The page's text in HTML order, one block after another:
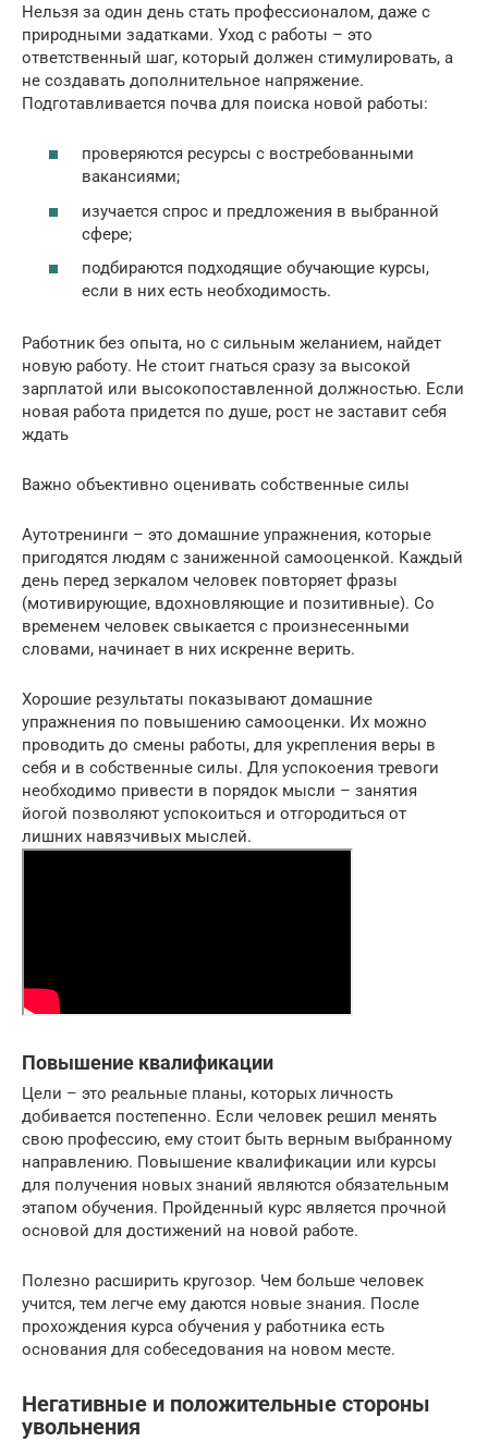
Нельзя за один день стать профессионалом, даже с
природными задатками. Уход с работы – это
ответственный шаг, который должен стимулировать, а
не создавать дополнительное напряжение.
Подготавливается почва для поиска новой работы:
проверяются ресурсы с востребованными
вакансиями;
изучается спрос и предложения в выбранной
сфере;
подбираются подходящие обучающие курсы,
если в них есть необходимость.
Работник без опыта, но с сильным желанием, найдет
новую работу. Не стоит гнаться сразу за высокой
зарплатой или высокопоставленной должностью. Если
новая работа придется по душе, рост не заставит себя
ждать
Важно объективно оценивать собственные силы
Аутотренинги – это домашние упражнения, которые
пригодятся людям с заниженной самооценкой. Каждый
день перед зеркалом человек повторяет фразы
(мотивирующие, вдохновляющие и позитивные). Со
временем человек свыкается с произнесенными
словами, начинает в них искренне верить.
Хорошие результаты показывают домашние
упражнения по повышению самооценки. Их можно
проводить до смены работы, для укрепления веры в
себя и в собственные силы. Для успокоения тревоги
необходимо привести в порядок мысли – занятия
йогой позволяют успокоиться и отгородиться от
лишних навязчивых мыслей.
Повышение квалификации
Цели – это реальные планы, которых личность
добивается постепенно. Если человек решил менять
свою профессию, ему стоит быть верным выбранному
направлению. Повышение квалификации или курсы
для получения новых знаний являются обязательным
этапом обучения. Пройденный курс является прочной
основой для достижений на новой работе.
Полезно расширить кругозор. Чем больше человек
учится, тем легче ему даются новые знания. После
прохождения курса обучения у работника есть
основания для собеседования на новом месте.
Негативные и положительные стороны
увольнения